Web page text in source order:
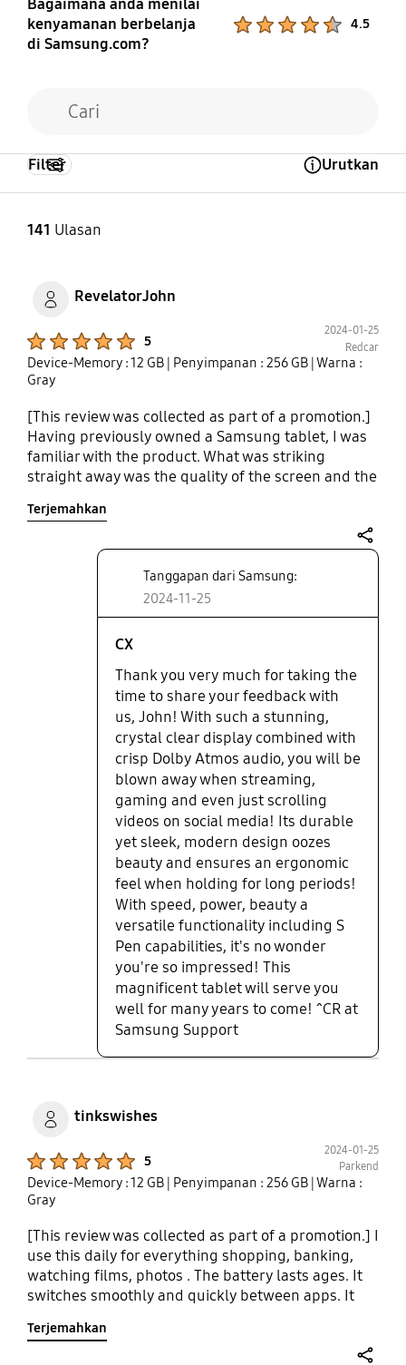
kenyamanan berbelanja
di Samsung.com?
4.5
141 Ulasan
Filter Urutkan
RevelatorJohn
5
2024-01-25
Redcar
Device-Memory : 12 GB | Penyimpanan : 256 GB | Warna :
Gray
[This review was collected as part of a promotion.]
Having previously owned a Samsung tablet, I was
familiar with the product. What was striking
straight away was the quality of the screen and the
music and it is superb! The overall feel is much
better than most other tablets, with a great design,
metal sides and quality build. The speed of the
tablet is also top-notch. The s-pen is responsive,
not sure of the magnetic holder on the back, it
seems it can be lost easily but it’s much improved
on previous versions. Waterproofing was not
tested, not sure why that’s needed, can’t see me
taking a bath with it. Overall a great
multifunctional tablet!
Terjemahkan
share
Tanggapan dari Samsung:
2024-11-25
CX
Thank you very much for taking the
time to share your feedback with
us, John! With such a stunning,
crystal clear display combined with
crisp Dolby Atmos audio, you will be
blown away when streaming,
gaming and even just scrolling
videos on social media! Its durable
yet sleek, modern design oozes
beauty and ensures an ergonomic
feel when holding for long periods!
With speed, power, beauty a
versatile functionality including S
Pen capabilities, it's no wonder
you're so impressed! This
magnificent tablet will serve you
well for many years to come! ^CR at
Samsung Support
tinkswishes
5
2024-01-25
Parkend
Device-Memory : 12 GB | Penyimpanan : 256 GB | Warna :
Gray
[This review was collected as part of a promotion.] I
use this daily for everything shopping, banking,
watching films, photos . The battery lasts ages. It
switches smoothly and quickly between apps. It
perfect for watching films, my daughter often
Terjemahkan